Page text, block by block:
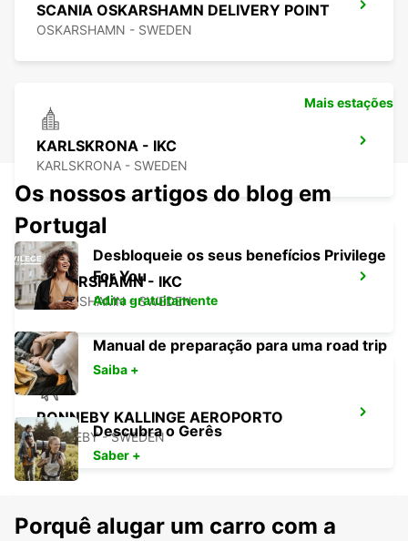
SCANIA OSKARSHAMN DELIVERY POINT
OSKARSHAMN - SWEDEN
KARLSKRONA - IKC
KARLSKRONA - SWEDEN
OSKARSHAMN - IKC
OSKARSHAMN - SWEDEN
RONNEBY KALLINGE AEROPORTO
RONNEBY - SWEDEN
Mais estações
Os nossos artigos do blog em
Portugal
Desbloqueie os seus benefícios Privilege
For You
Adira gratuitamente
Manual de preparação para uma road trip
Saiba +
Descubra o Gerês
Saber +
Porquê alugar um carro com a